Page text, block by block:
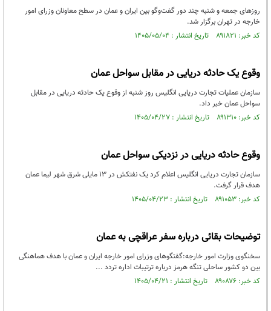
روزهای جمعه و شنبه چند دور گفت‌وگو بین ایران و عمان در سطح معاونان وزرای امور
خارجه در تهران برگزار شد.
کد خبر: ۸۹۱۸۲۱ تاریخ انتشار : ۱۴۰۵/۰۵/۰۴
وقوع یک حادثه دریایی در مقابل سواحل عمان
سازمان عملیات تجارت دریایی انگلیس روز شنبه از وقوع یک حادثه دریایی در مقابل
سواحل عمان خبر داد.
کد خبر: ۸۹۱۳۱۰ تاریخ انتشار : ۱۴۰۵/۰۴/۲۷
وقوع حادثه دریایی در نزدیکی سواحل عمان
سازمان تجارت دریایی انگلیس اعلام کرد یک نفتکش در ۱۳ مایلی شرق شهر لیما عمان
هدف قرار گرفت.
کد خبر: ۸۹۱۰۵۳ تاریخ انتشار : ۱۴۰۵/۰۴/۲۳
توضیحات بقائی درباره سفر عراقچی به عمان
سخنگوی وزارت امور خارجه:گفتگوهای وزرای امور خارجه ایران و عمان با هدف هماهنگی
بین دو کشور ساحلی تنگه هرمز درباره ترتیبات اداره تردد ...
کد خبر: ۸۹۰۸۷۶ تاریخ انتشار : ۱۴۰۵/۰۴/۲۱